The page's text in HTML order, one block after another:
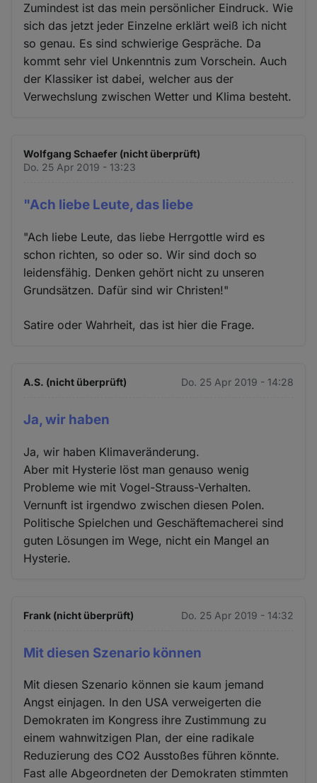
Zumindest ist das mein persönlicher Eindruck. Wie
sich das jetzt jeder Einzelne erklärt weiß ich nicht
so genau. Es sind schwierige Gespräche. Da
kommt sehr viel Unkenntnis zum Vorschein. Auch
der Klassiker ist dabei, welcher aus der
Verwechslung zwischen Wetter und Klima besteht.
Wolfgang Schaefer (nicht überprüft)
Do. 25 Apr 2019 - 13:23
"Ach liebe Leute, das liebe
"Ach liebe Leute, das liebe Herrgottle wird es
schon richten, so oder so. Wir sind doch so
leidensfähig. Denken gehört nicht zu unseren
Grundsätzen. Dafür sind wir Christen!"
Satire oder Wahrheit, das ist hier die Frage.
A.S. (nicht überprüft) Do. 25 Apr 2019 - 14:28
Ja, wir haben
Ja, wir haben Klimaveränderung.
Aber mit Hysterie löst man genauso wenig
Probleme wie mit Vogel-Strauss-Verhalten.
Vernunft ist irgendwo zwischen diesen Polen.
Politische Spielchen und Geschäftemacherei sind
guten Lösungen im Wege, nicht ein Mangel an
Hysterie.
Frank (nicht überprüft) Do. 25 Apr 2019 - 14:32
Mit diesen Szenario können
Mit diesen Szenario können sie kaum jemand
Angst einjagen. In den USA verweigerten die
Demokraten im Kongress ihre Zustimmung zu
einem wahnwitzigen Plan, der eine radikale
Reduzierung des CO2 Ausstoßes führen könnte.
Fast alle Abgeordneten der Demokraten stimmten